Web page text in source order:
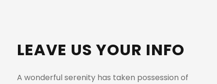
LEAVE US YOUR INFO
A wonderful serenity has taken possession of